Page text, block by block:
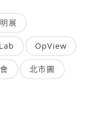
展
OpView
北市圖